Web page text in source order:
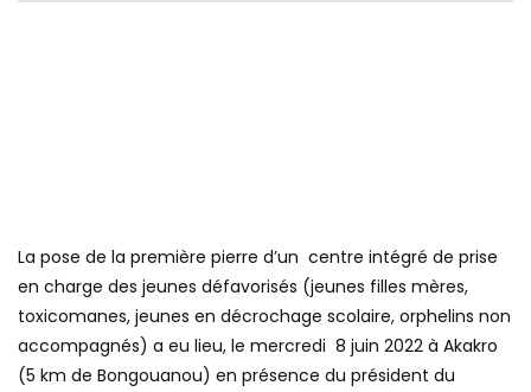
La pose de la première pierre d’un centre intégré de prise
en charge des jeunes défavorisés (jeunes filles mères,
toxicomanes, jeunes en décrochage scolaire, orphelins non
accompagnés) a eu lieu, le mercredi 8 juin 2022 à Akakro
(5 km de Bongouanou) en présence du président du